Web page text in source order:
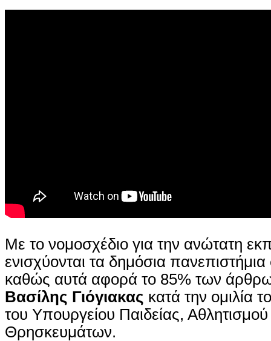
Με το νομοσχέδιο για την ανώτατη
ενισχύονται τα δημόσια
καθώς αυτά αφορά το 85% των
Βασίλης Γιόγιακας κατά την ομιλία
του Υπουργείου Παιδείας, Αθλητισμού
Θρησκευμάτων.